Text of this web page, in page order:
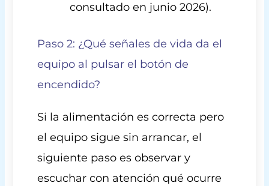
consultado en junio 2026).
Paso 2: ¿Qué señales de vida da el
equipo al pulsar el botón de
encendido?
Si la alimentación es correcta pero
el equipo sigue sin arrancar, el
siguiente paso es observar y
escuchar con atención qué ocurre